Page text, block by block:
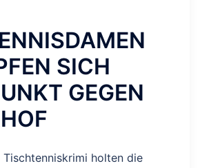
SICH
GEGEN
Tischtenniskrimi holten die